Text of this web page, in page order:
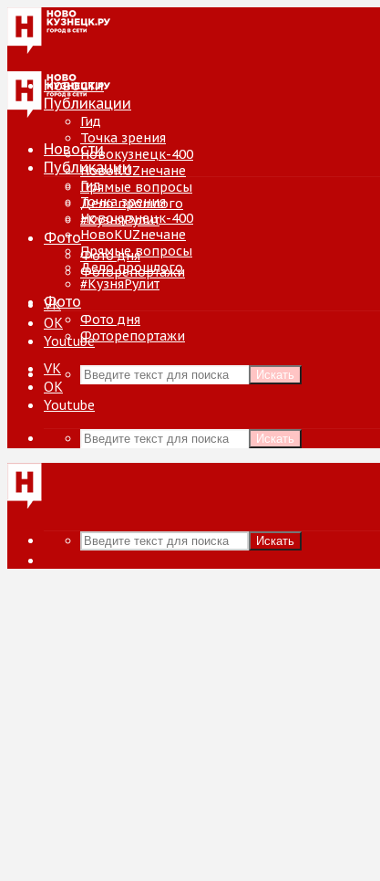
Новости
Публикации
Гид
Точка зрения
Новокузнецк-400
НовоKUZнечане
Прямые вопросы
Дело прошлого
#КузняРулит
Фото
Фото дня
Фоторепортажи
VK
ОК
Youtube
Искать
Новости
Публикации
Гид
Точка зрения
Новокузнецк-400
НовоKUZнечане
Прямые вопросы
Дело прошлого
#КузняРулит
Фото
Фото дня
Фоторепортажи
VK
ОК
Youtube
Искать
Искать